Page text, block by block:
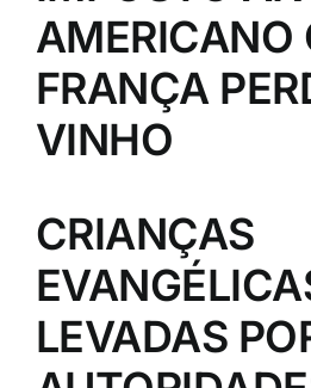
AMERICANO
FRANÇA
VINHO
CRIANÇAS
LEVADAS